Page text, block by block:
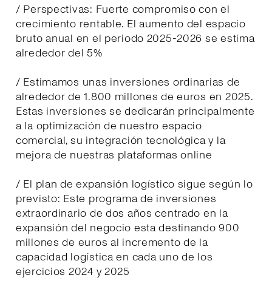
/ Perspectivas: Fuerte compromiso con el
crecimiento rentable. El aumento del espacio
bruto anual en el periodo 2025-2026 se estima
alrededor del 5%
/ Estimamos unas inversiones ordinarias de
alrededor de 1.800 millones de euros en 2025.
Estas inversiones se dedicarán principalmente
a la optimización de nuestro espacio
comercial, su integración tecnológica y la
mejora de nuestras plataformas online
/ El plan de expansión logístico sigue según lo
previsto: Este programa de inversiones
extraordinario de dos años centrado en la
expansión del negocio esta destinando 900
millones de euros al incremento de la
capacidad logística en cada uno de los
ejercicios 2024 y 2025